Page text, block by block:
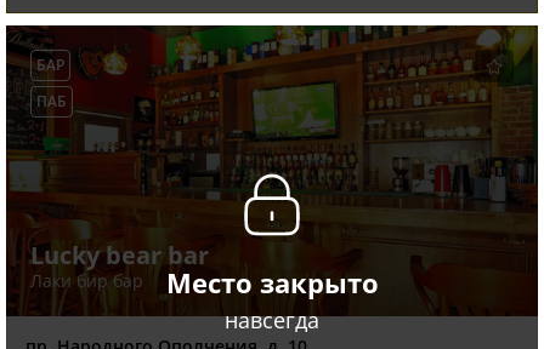
Место закрыто
навсегда
БАР
ПАБ
Lucky bear bar
Лаки бир бар